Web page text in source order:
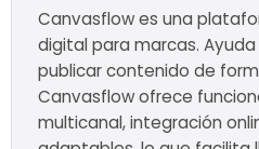
Canvasflow es una
digital para marcas.
publicar contenido de
Canvasflow ofrece
multicanal, integración